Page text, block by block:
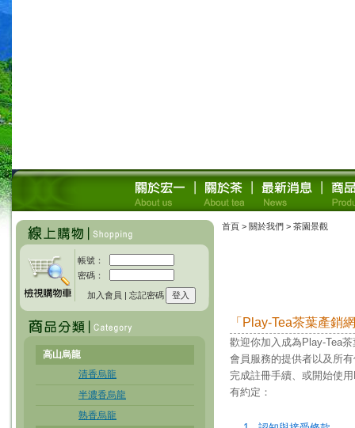
帳號：
密碼：
加入會員 | 忘記密碼
高山烏龍
清香烏龍
半濃香烏龍
熟香烏龍
首頁 > 關於我們 > 茶園景觀
「Play-Tea茶葉產銷
歡迎你加入成為Play-Tea
會員服務的提供者以及所
完成註冊手續、或開始使
有約定：